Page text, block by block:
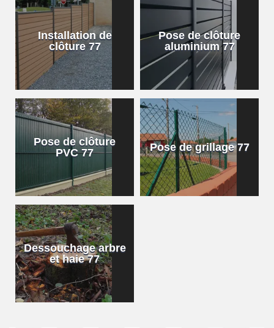
Installation de
clôture 77
Pose de clôture
aluminium 77
Pose de clôture
PVC 77
Pose de grillage 77
Dessouchage arbre
et haie 77